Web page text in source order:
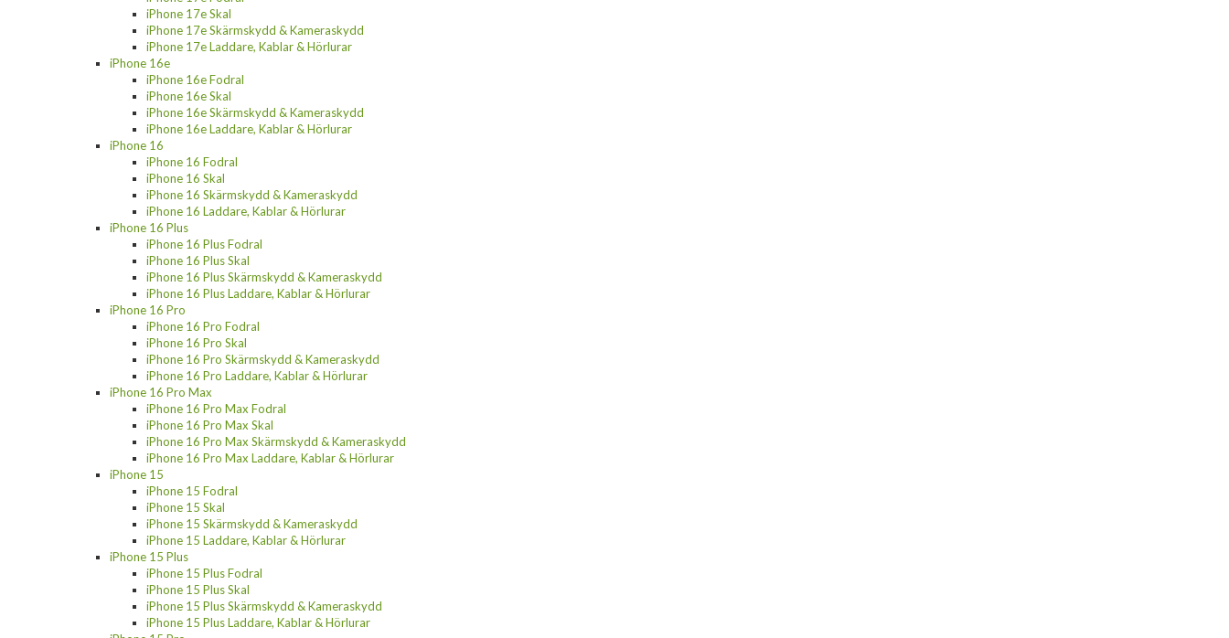
iPhone 17e Skal
iPhone 17e Skärmskydd & Kameraskydd
iPhone 17e Laddare, Kablar & Hörlurar
iPhone 16e
iPhone 16e Fodral
iPhone 16e Skal
iPhone 16e Skärmskydd & Kameraskydd
iPhone 16e Laddare, Kablar & Hörlurar
iPhone 16
iPhone 16 Fodral
iPhone 16 Skal
iPhone 16 Skärmskydd & Kameraskydd
iPhone 16 Laddare, Kablar & Hörlurar
iPhone 16 Plus
iPhone 16 Plus Fodral
iPhone 16 Plus Skal
iPhone 16 Plus Skärmskydd & Kameraskydd
iPhone 16 Plus Laddare, Kablar & Hörlurar
iPhone 16 Pro
iPhone 16 Pro Fodral
iPhone 16 Pro Skal
iPhone 16 Pro Skärmskydd & Kameraskydd
iPhone 16 Pro Laddare, Kablar & Hörlurar
iPhone 16 Pro Max
iPhone 16 Pro Max Fodral
iPhone 16 Pro Max Skal
iPhone 16 Pro Max Skärmskydd & Kameraskydd
iPhone 16 Pro Max Laddare, Kablar & Hörlurar
iPhone 15
iPhone 15 Fodral
iPhone 15 Skal
iPhone 15 Skärmskydd & Kameraskydd
iPhone 15 Laddare, Kablar & Hörlurar
iPhone 15 Plus
iPhone 15 Plus Fodral
iPhone 15 Plus Skal
iPhone 15 Plus Skärmskydd & Kameraskydd
iPhone 15 Plus Laddare, Kablar & Hörlurar